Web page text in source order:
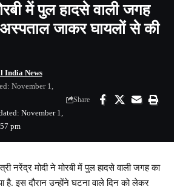
में पुल हादसे वाली जगह
अस्पताल जाकर घायलों से की
November 1,
pm
India News
November 1,
Share
नरेंद्र मोदी ने मोरबी में पुल हादसे वाली जगह का
है. इस दौरान उन्होंने घटना वाले दिन को लेकर